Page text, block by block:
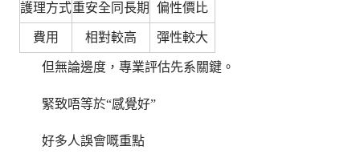
護理方式重安全同長期 偏性價比
費用 相對較高 彈性較大
但無論邊度，專業評估先系關鍵。
緊致唔等於“感覺好”
好多人誤會嘅重點